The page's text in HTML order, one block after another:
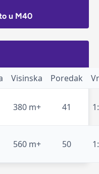
u M40
Visinska Poredak
380 m+ 41
560 m+ 50